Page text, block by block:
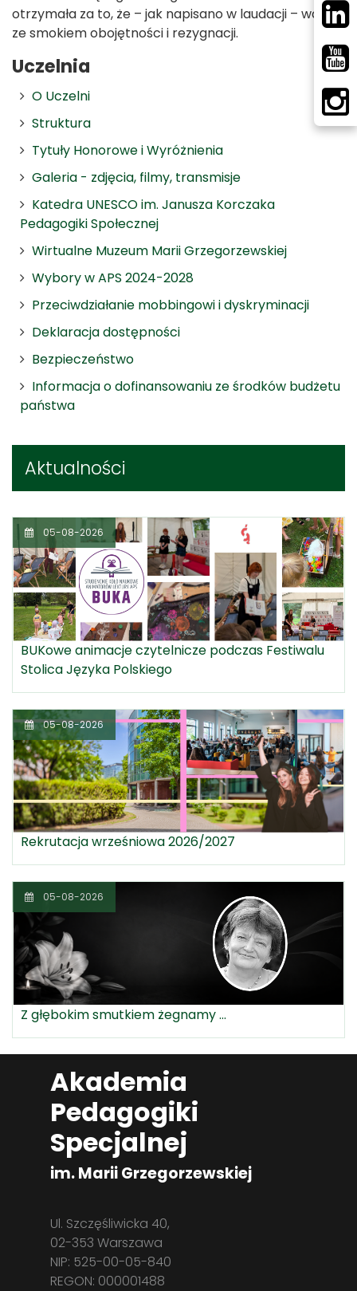
Uczelnia
O Uczelni
Struktura
Tytuły Honorowe i Wyróżnienia
Galeria - zdjęcia, filmy, transmisje
Katedra UNESCO im. Janusza Korczaka
Pedagogiki Społecznej
Wirtualne Muzeum Marii Grzegorzewskiej
Wybory w APS 2024-2028
Przeciwdziałanie mobbingowi i dyskryminacji
Deklaracja dostępności
Bezpieczeństwo
Informacja o dofinansowaniu ze środków budżetu
państwa
Aktualności
05-08-2026
BUKowe animacje czytelnicze podczas Festiwalu
Stolica Języka Polskiego
05-08-2026
Rekrutacja wrześniowa 2026/2027
05-08-2026
Z głębokim smutkiem żegnamy ...
otrzymała za to, że – jak napisano w laudacji – walczy
ze smokiem obojętności i rezygnacji.
Akademia
Pedagogiki
Specjalnej
im. Marii Grzegorzewskiej
Ul. Szczęśliwicka 40,
02-353 Warszawa
NIP: 525-00-05-840
REGON: 000001488